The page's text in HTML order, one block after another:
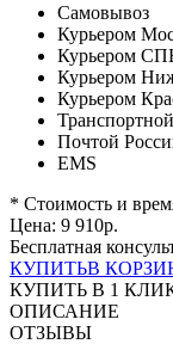
Самовывоз
Курьером
Курьером
Курьером
Курьером
Почтой
EMS
* Стоимость и
Цена: 9 910р.
Бесплатная
КУПИТЬВ
КУПИТЬ В 1
ОПИСАНИЕ
ОТЗЫВЫ